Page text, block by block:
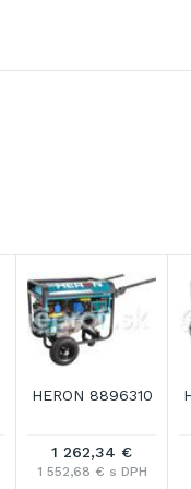
HERON 8896416
469,12 €
577,02 € s DPH